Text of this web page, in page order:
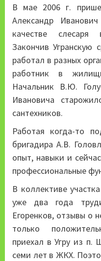
В мае 2006 г.
Александр
качестве слесаря
Закончив Угранскую
работал в разных
работник в
Начальник В.Ю.
Ивановича
сантехников.
Работая когда-то
бригадира А.В.
опыт, навыки и
профессиональные
В коллективе
уже два года
Егоренков, отзывы о
только
приехал в Угру из п.
семи лет в ЖКХ.